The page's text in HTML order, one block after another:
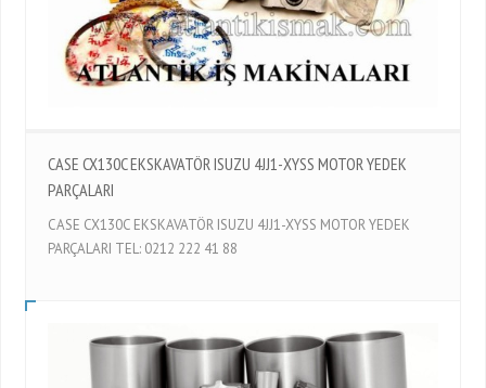
CASE CX130C EKSKAVATÖR ISUZU 4JJ1-XYSS MOTOR YEDEK
PARÇALARI
CASE CX130C EKSKAVATÖR ISUZU 4JJ1-XYSS MOTOR YEDEK
PARÇALARI TEL: 0212 222 41 88